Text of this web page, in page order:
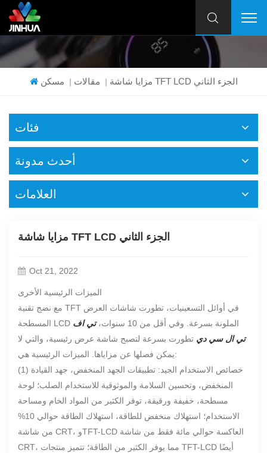
مسكن | مقالات | مزايا شاشة TFT LCD الجزء الثاني
فئات
أحدث مدونة
العلامات
مزايا شاشة TFT LCD الجزء الثاني
Oct 21, 2022
الميزات الرئيسية الأخرى
مع نضج تقنية TFT في أوائل التسعينيات، تطورت شاشات العرض
المسطحة LCD الملونة بسرعة. وفي أقل من 10 سنوات،
تي اف
تي ال سي دي تطورت بسرعة لتصبح شاشة عرض رئيسية، والتي لا
يمكن فصلها عن مزاياها. الميزات الرئيسية هي:
(1) خصائص الاستخدام الجيد: تطبيقات الجهد المنخفض، جهد القيادة
المنخفض، وتحسين السلامة والموثوقية للاستخدام الصلب؛ لوحة
مسطحة، خفيفة ورقيقة، توفر الكثير من المواد الخام ومساحة
الاستخدام؛ استهلاك منخفض للطاقة، استهلاك الطاقة حوالي 10%
من شاشة CRT، وTFT-LCD العاكسة حوالي مائة فقط من شاشة
CRT، مما يوفر الكثير من الطاقة؛ تتميز منتجات TFT-LCD أيضًا